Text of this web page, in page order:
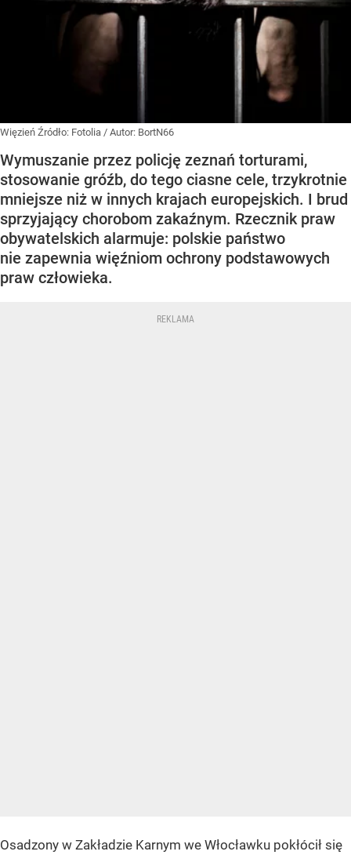
Więzień Źródło: Fotolia / Autor: BortN66
Wymuszanie przez policję zeznań torturami,
stosowanie gróźb, do tego ciasne cele, trzykrotnie
mniejsze niż w innych krajach europejskich. I brud
sprzyjający chorobom zakaźnym. Rzecznik praw
obywatelskich alarmuje: polskie państwo
nie zapewnia więźniom ochrony podstawowych
praw człowieka.
Osadzony w Zakładzie Karnym we Włocławku pokłócił się